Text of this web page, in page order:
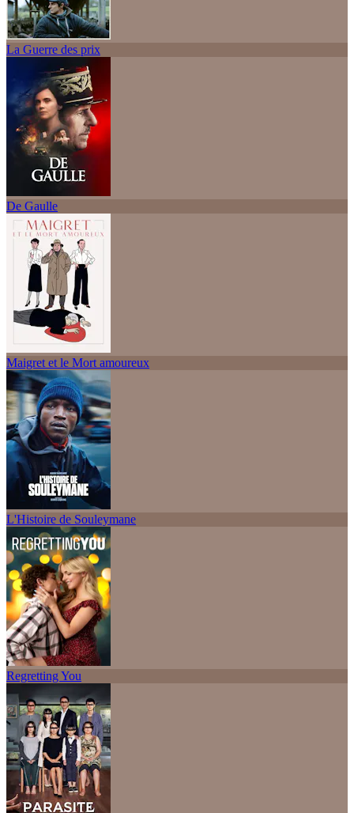
La Guerre des prix
De Gaulle
Maigret et le Mort amoureux
L'Histoire de Souleymane
Regretting You